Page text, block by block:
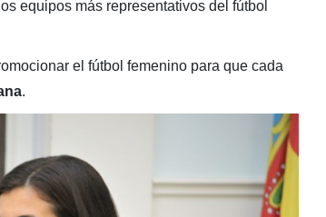
equipos más representativos del fútbol
el fútbol femenino para que cada
.